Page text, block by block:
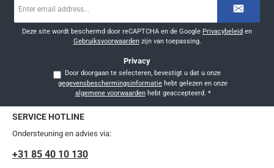
mailadres
Deze site wordt beschermd door reCAPTCHA en de Google Privacybeleid en
Gebruiksvoorwaardenzijn van toepassing.
Privacy
Door doorgaan te selecteren, bevestigt u dat u onze
gegevensbeschermingsinformatie
algemene voorwaardenhebt geaccepteerd. *
SERVICE HOTLINE
Ondersteuning en advies via:
+31 85 40 10 130